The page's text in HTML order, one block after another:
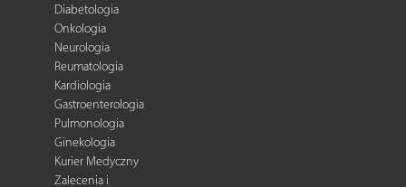
Diabetologia
Onkologia
Neurologia
Reumatologia
Kardiologia
Gastroenterologia
Pulmonologia
Ginekologia
Kurier Medyczny
Zalecenia i